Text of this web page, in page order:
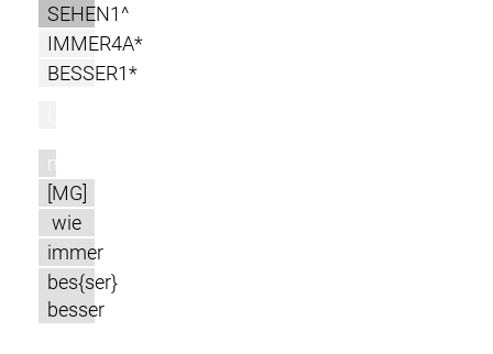
SEHEN1^
IMMER4A*
BESSER1*
m
[MG]
wie
immer
bes{ser}
besser